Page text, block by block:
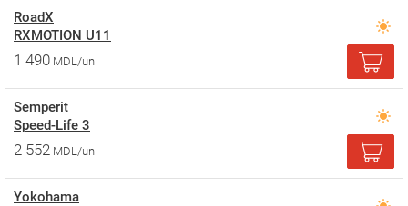
RoadX
RXMOTION U11
1 490 MDL/un
Semperit
Speed-Life 3
2 552 MDL/un
Yokohama